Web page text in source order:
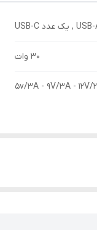
30 وات
5v/3A - 9V/3A - 12V/